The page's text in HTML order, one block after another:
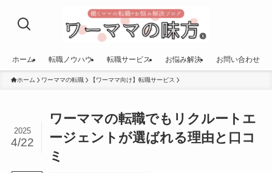
ホーム 転職ノウハウ 転職サービス お悩み解決 お問い合わせ
ホーム ワーママの転職 【ワーママ向け】転職サービス
ワーママの転職でもリクルートエ
ージェントが選ばれる理由と口コ
ミ
2025
4/22